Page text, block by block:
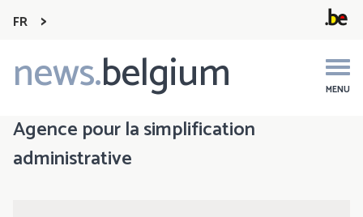
FR
news.belgium MENU
Main
navigation
Agence pour la simplification
administrative